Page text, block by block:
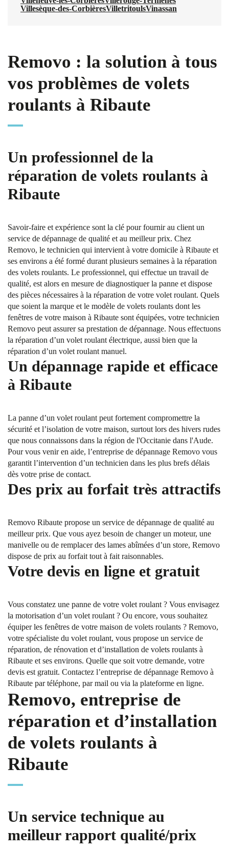
Villesèque-des-CorbièresVilletritoulsVinassan
Removo : la solution à tous
vos problèmes de volets
roulants à Ribaute
Un professionnel de la
réparation de volets roulants à
Ribaute
Savoir-faire et expérience sont la clé pour fournir au client un
service de dépannage de qualité et au meilleur prix. Chez
Removo, le technicien qui intervient à votre domicile à Ribaute et
ses environs a été formé durant plusieurs semaines à la réparation
des volets roulants. Le professionnel, qui effectue un travail de
qualité, est alors en mesure de diagnostiquer la panne et dispose
des pièces nécessaires à la réparation de votre volet roulant. Quels
que soient la marque et le modèle de volets roulants dont les
fenêtres de votre maison à Ribaute sont équipées, votre technicien
Removo peut assurer sa prestation de dépannage. Nous effectuons
la réparation d’un volet roulant électrique, aussi bien que la
réparation d’un volet roulant manuel.
Un dépannage rapide et efficace
à Ribaute
La panne d’un volet roulant peut fortement compromettre la
sécurité et l’isolation de votre maison, surtout lors des hivers rudes
que nous connaissons dans la région de l'Occitanie dans l'Aude.
Pour vous venir en aide, l’entreprise de dépannage Removo vous
garantit l’intervention d’un technicien dans les plus brefs délais
dès votre prise de contact.
Des prix au forfait très attractifs
Removo Ribaute propose un service de dépannage de qualité au
meilleur prix. Que vous ayez besoin de changer un moteur, une
manivelle ou de remplacer des lames abîmées d’un store, Removo
dispose de prix au forfait tout à fait raisonnables.
Votre devis en ligne et gratuit
Vous constatez une panne de votre volet roulant ? Vous envisagez
la motorisation d’un volet roulant ? Ou encore, vous souhaitez
équiper les fenêtres de votre maison de volets roulants ? Removo,
votre spécialiste du volet roulant, vous propose un service de
réparation, de rénovation et d’installation de volets roulants à
Ribaute et ses environs. Quelle que soit votre demande, votre
devis est gratuit. Contactez l’entreprise de dépannage Removo à
Ribaute par téléphone, par mail ou via la plateforme en ligne.
Removo, entreprise de
réparation et d’installation
de volets roulants à
Ribaute
Un service technique au
meilleur rapport qualité/prix